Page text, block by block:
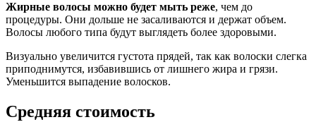
Жирные волосы можно будет мыть реже, чем до
процедуры. Они дольше не засаливаются и держат объем.
Волосы любого типа будут выглядеть более здоровыми.
Визуально увеличится густота прядей, так как волоски слегка
приподнимутся, избавившись от лишнего жира и грязи.
Уменьшится выпадение волосков.
Средняя стоимость